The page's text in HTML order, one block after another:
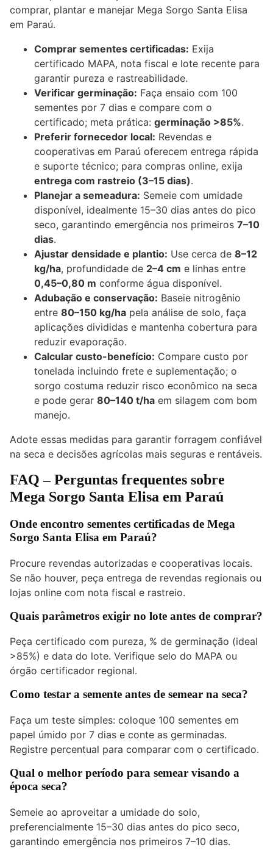
comprar, plantar e manejar Mega Sorgo Santa Elisa
em Paraú.
Comprar sementes certificadas: Exija
certificado MAPA, nota fiscal e lote recente para
garantir pureza e rastreabilidade.
Verificar germinação: Faça ensaio com 100
sementes por 7 dias e compare com o
certificado; meta prática: germinação >85%.
Preferir fornecedor local: Revendas e
cooperativas em Paraú oferecem entrega rápida
e suporte técnico; para compras online, exija
entrega com rastreio (3–15 dias).
Planejar a semeadura: Semeie com umidade
disponível, idealmente 15–30 dias antes do pico
seco, garantindo emergência nos primeiros 7–10
dias.
Ajustar densidade e plantio: Use cerca de 8–12
kg/ha, profundidade de 2–4 cm e linhas entre
0,45–0,80 m conforme água disponível.
Adubação e conservação: Baseie nitrogênio
entre 80–150 kg/ha pela análise de solo, faça
aplicações divididas e mantenha cobertura para
reduzir evaporação.
Calcular custo-benefício: Compare custo por
tonelada incluindo frete e suplementação; o
sorgo costuma reduzir risco econômico na seca
e pode gerar 80–140 t/ha em silagem com bom
manejo.
Adote essas medidas para garantir forragem confiável
na seca e decisões agrícolas mais seguras e rentáveis.
FAQ – Perguntas frequentes sobre
Mega Sorgo Santa Elisa em Paraú
Onde encontro sementes certificadas de Mega
Sorgo Santa Elisa em Paraú?
Procure revendas autorizadas e cooperativas locais.
Se não houver, peça entrega de revendas regionais ou
lojas online com nota fiscal e rastreio.
Quais parâmetros exigir no lote antes de comprar?
Peça certificado com pureza, % de germinação (ideal
>85%) e data do lote. Verifique selo do MAPA ou
órgão certificador regional.
Como testar a semente antes de semear na seca?
Faça um teste simples: coloque 100 sementes em
papel úmido por 7 dias e conte as germinadas.
Registre percentual para comparar com o certificado.
Qual o melhor período para semear visando a
época seca?
Semeie ao aproveitar a umidade do solo,
preferencialmente 15–30 dias antes do pico seco,
garantindo emergência nos primeiros 7–10 dias.